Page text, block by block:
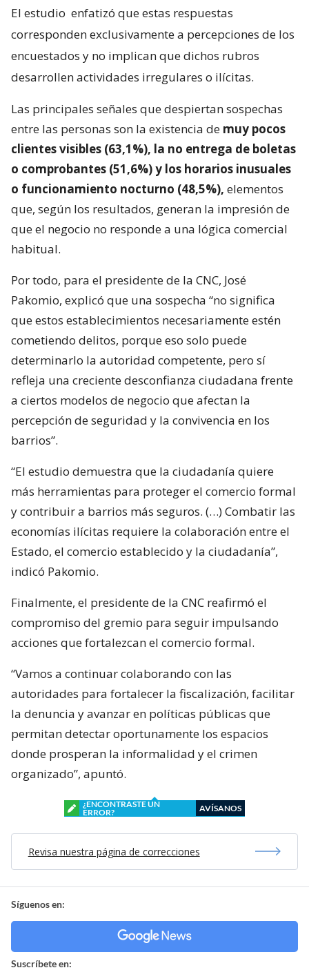
El estudio enfatizó que estas respuestas
corresponden exclusivamente a percepciones de los
encuestados y no implican que dichos rubros
desarrollen actividades irregulares o ilícitas.
Las principales señales que despiertan sospechas
entre las personas son la existencia de muy pocos
clientes visibles (63,1%), la no entrega de boletas
o comprobantes (51,6%) y los horarios inusuales
o funcionamiento nocturno (48,5%), elementos
que, según los resultados, generan la impresión de
que el negocio no responde a una lógica comercial
habitual.
Por todo, para el presidente de la CNC, José
Pakomio, explicó que una sospecha “no significa
que estos establecimientos necesariamente estén
cometiendo delitos, porque eso solo puede
determinarlo la autoridad competente, pero sí
refleja una creciente desconfianza ciudadana frente
a ciertos modelos de negocio que afectan la
percepción de seguridad y la convivencia en los
barrios”.
“El estudio demuestra que la ciudadanía quiere
más herramientas para proteger el comercio formal
y contribuir a barrios más seguros. (…) Combatir las
economías ilícitas requiere la colaboración entre el
Estado, el comercio establecido y la ciudadanía”,
indicó Pakomio.
Finalmente, el presidente de la CNC reafirmó el
compromiso del gremio para seguir impulsando
acciones que fortalezcan el comercio formal.
“Vamos a continuar colaborando con las
autoridades para fortalecer la fiscalización, facilitar
la denuncia y avanzar en políticas públicas que
permitan detectar oportunamente los espacios
donde prosperan la informalidad y el crimen
organizado”, apuntó.
¿ENCONTRASTE UN
ERROR?
AVÍSANOS
Revisa nuestra página de correcciones
Síguenos en:
Suscríbete en: